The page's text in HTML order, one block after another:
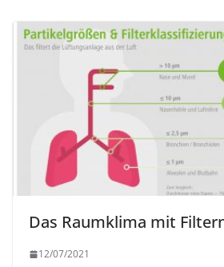
Das Raumklima mit
12/07/2021